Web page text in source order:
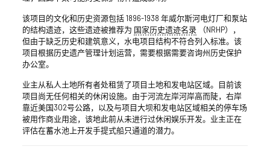
该项目的文化和历史资源包括 1896-1938 年威尔斯河电灯厂和泵站
的结构遗迹，这些遗迹被推荐为 国家历史遗迹名录（NRHP），
但由于缺乏历史和建筑意义，水电项目结构不符合列入标准。该
项目根据历史遗产管理计划运营，需要根据需要咨询州历史保护
办公室。
业主从私人土地所有者处租赁了项目土地和发电站区域。目前该
项目尚无任何相关的休闲设施。由于河流左岸河岸高而陡，右岸
靠近美国302号公路，以及与项目大坝和发电站区域相关的停车场
被用作商业用途，该地此前从未进行过休闲娱乐开发。业主正在
评估在蓄水池上开发手提式船只通道的潜力。